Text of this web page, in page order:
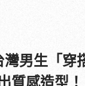
灣男生「穿
質感造型！